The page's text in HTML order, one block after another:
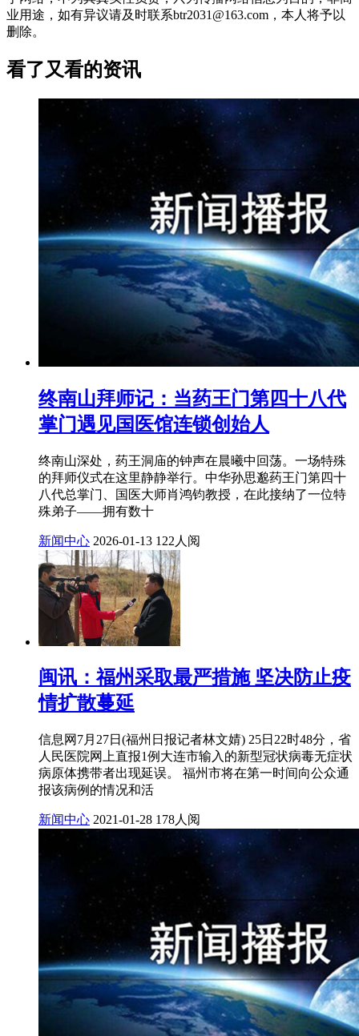
业用途，如有异议请及时联系btr2031@163.com，本人将予以
删除。
看了又看的资讯
终南山拜师记：当药王门第四十八代
掌门遇见国医馆连锁创始人
终南山深处，药王洞庙的钟声在晨曦中回荡。一场特殊
的拜师仪式在这里静静举行。中华孙思邈药王门第四十
八代总掌门、国医大师肖鸿钧教授，在此接纳了一位特
殊弟子——拥有数十
新闻中心 2026-01-13 122人阅
闽讯：福州采取最严措施 坚决防止疫
情扩散蔓延
信息网7月27日(福州日报记者林文婧) 25日22时48分，省
人民医院网上直报1例大连市输入的新型冠状病毒无症状
病原体携带者出现延误。 福州市将在第一时间向公众通
报该病例的情况和活
新闻中心 2021-01-28 178人阅